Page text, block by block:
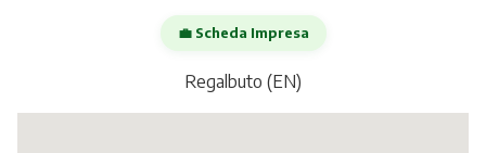
💼 Scheda Impresa
Regalbuto (EN)